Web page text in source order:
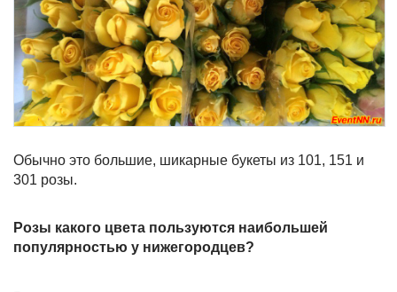
Обычно это большие, шикарные букеты из 101, 151 и
301 розы.
Розы какого цвета пользуются наибольшей
популярностью у нижегородцев?